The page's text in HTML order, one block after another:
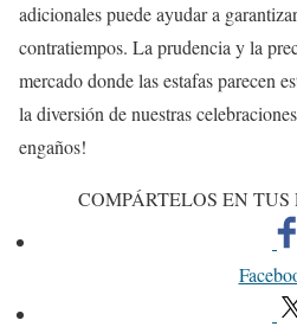
adicionales puede ayudar a
contratiempos. La prudencia y la
mercado donde las estafas parecen
la diversión de nuestras
engaños!
COMPÁRTELOS EN TUS